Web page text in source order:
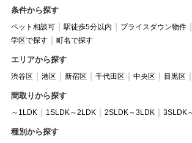
条件から探す
ペット相談可 駅徒歩5分以内 プライスダウン物件
学区で探す
町名で探す
エリアから探す
渋谷区 港区 新宿区 千代田区 中央区 目黒区
間取りから探す
～1LDK 1SLDK～2LDK 2SLDK～3LDK 3SLDK
種別から探す